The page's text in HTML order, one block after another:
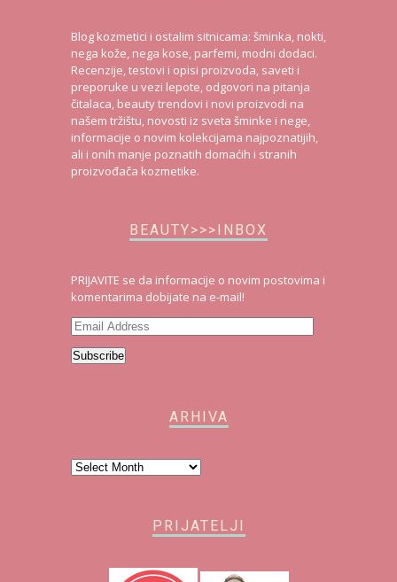
Blog kozmetici i ostalim sitnicama: šminka, nokti,
nega kože, nega kose, parfemi, modni dodaci.
Recenzije, testovi i opisi proizvoda, saveti i
preporuke u vezi lepote, odgovori na pitanja
čitalaca, beauty trendovi i novi proizvodi na
našem tržištu, novosti iz sveta šminke i nege,
informacije o novim kolekcijama najpoznatijih,
ali i onih manje poznatih domaćih i stranih
proizvođača kozmetike.
BEAUTY>>>INBOX
PRIJAVITE se da informacije o novim postovima i
komentarima dobijate na e-mail!
Email
Address
Subscribe
ARHIVA
Arhiva
PRIJATELJI